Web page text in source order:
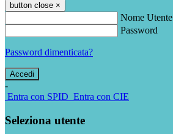
button close ×
Nome Utente
Password
Password dimenticata?
-
Entra con SPID Entra con CIE
Seleziona utente